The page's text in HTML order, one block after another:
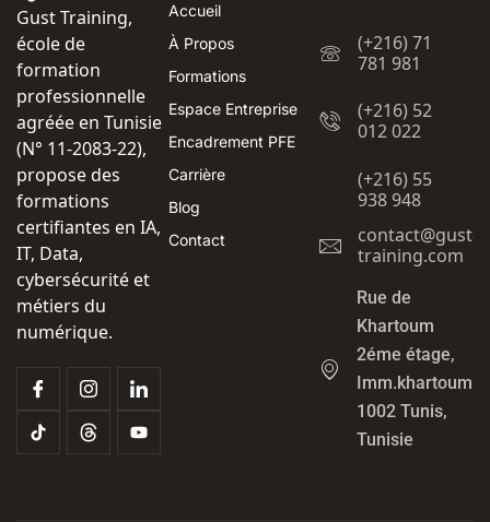
Gust Training,
école de
formation
professionnelle
agréée en Tunisie
(N° 11-2083-22),
propose des
formations
certifiantes en IA,
IT, Data,
cybersécurité et
métiers du
numérique.
Accueil
À Propos
Formations
Espace Entreprise
Encadrement PFE
Carrière
Blog
Contact
(+216) 71
781 981
(+216) 52
012 022
(+216) 55
938 948
contact@gust-
training.com
Rue de
Khartoum
2éme étage,
Imm.khartoum
1002 Tunis,
Tunisie